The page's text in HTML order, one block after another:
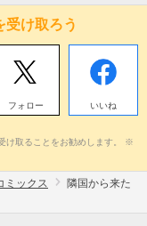
受け取ろう
フォロー いいね
け取ることをお勧めします。 ※
ミックス
隣国から来た